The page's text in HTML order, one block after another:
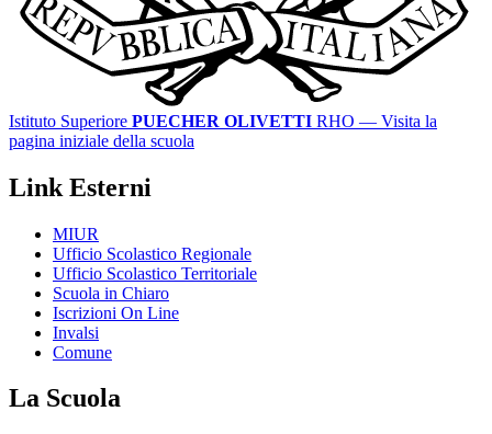
Istituto Superiore PUECHER OLIVETTI RHO — Visita la
pagina iniziale della scuola
Link Esterni
MIUR
Ufficio Scolastico Regionale
Ufficio Scolastico Territoriale
Scuola in Chiaro
Iscrizioni On Line
Invalsi
Comune
La Scuola